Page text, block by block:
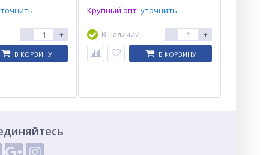
- +
В КОРЗИНУ
Крупный опт: уточнить
В наличии - +
В КОРЗИНУ